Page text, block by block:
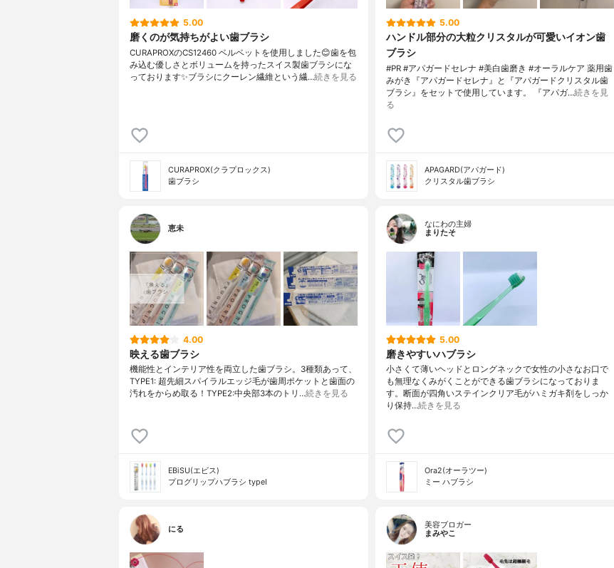
5.00
磨くのが気持ちがよい歯ブラシ
CURAPROXのCS12460 ベルベットを使用しました😊歯を包
み込む優しさとボリュームを持ったスイス製歯ブラシにな
っております✨ブラシにクーレン繊維という繊…続きを見る
CURAPROX(クラプロックス)
歯ブラシ
5.00
ハンドル部分の大粒クリスタルが可愛いイオン歯
ブラシ
#PR #アパガードセレナ #美白歯磨き #オーラルケア 薬用歯
みがき『アパガードセレナ』と『アパガードクリスタル歯
ブラシ』をセットで使用しています。 『アパガ…続きを見
る
APAGARD(アパガード)
クリスタル歯ブラシ
恵未
4.00
映える歯ブラシ
機能性とインテリア性を両立した歯ブラシ。3種類あって、
TYPE1: 超先細スパイラルエッジ毛が歯周ポケットと歯面の
汚れをからめ取る！TYPE2:中央部3本のトリ…続きを見る
EBiSU(エビス)
プログリップハブラシ typeⅠ
なにわの主婦
まりたそ
5.00
磨きやすいハブラシ
小さくて薄いヘッドとロングネックで女性の小さなお口で
も無理なくみがくことができる歯ブラシになっておりま
す。断面が四角いステインクリア毛がハミガキ剤をしっか
り保持…続きを見る
Ora2(オーラツー)
ミー ハブラシ
にる
美容ブロガー
まみやこ